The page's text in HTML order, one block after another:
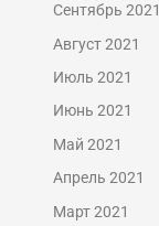
Сентябрь 2021
Август 2021
Июль 2021
Июнь 2021
Май 2021
Апрель 2021
Март 2021